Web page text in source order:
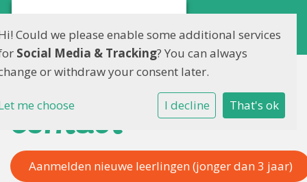
Contact
Aanmelden nieuwe leerlingen (jonger dan 3 jaar)
Could we please enable some additional services
Social Media & Tracking? You can always
or withdraw your consent later.
me choose I decline That's ok